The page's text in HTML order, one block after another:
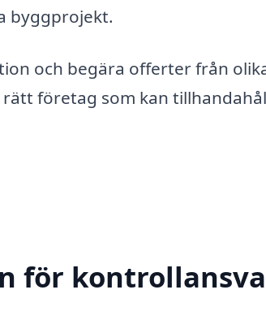
byggprojekt.
och begära offerter från
företag som kan
för